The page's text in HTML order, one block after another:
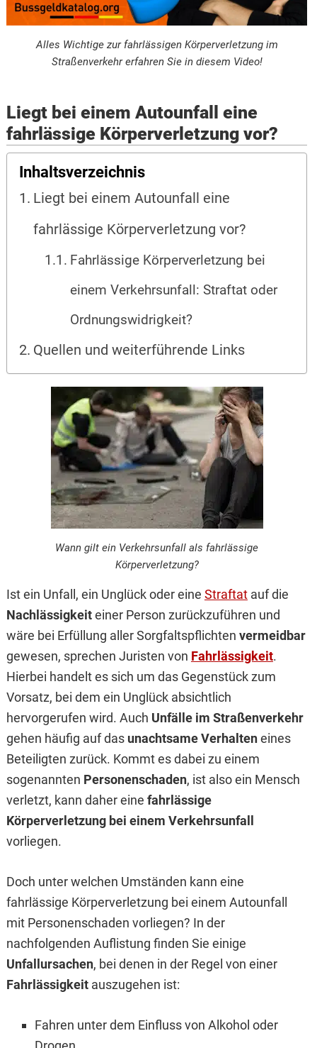
Alles Wichtige zur fahrlässigen Körperverletzung im
Straßenverkehr erfahren Sie in diesem Video!
Liegt bei einem Autounfall eine
fahrlässige Körperverletzung vor?
Inhaltsverzeichnis
Liegt bei einem Autounfall eine
fahrlässige Körperverletzung vor?
Fahrlässige Körperverletzung bei
einem Verkehrsunfall: Straftat oder
Ordnungswidrigkeit?
Quellen und weiterführende Links
Wann gilt ein Verkehrsunfall als fahrlässige
Körperverletzung?
Ist ein Unfall, ein Unglück oder eine Straftatauf die
Nachlässigkeiteiner Person zurückzuführen und
wäre bei Erfüllung aller Sorgfaltspflichten vermeidbar
gewesen, sprechen Juristen von Fahrlässigkeit.
Hierbei handelt es sich um das Gegenstück zum
Vorsatz, bei dem ein Unglück absichtlich
hervorgerufen wird. Auch Unfälle im Straßenverkehr
gehen häufig auf das unachtsame Verhalteneines
Beteiligten zurück. Kommt es dabei zu einem
sogenannten Personenschaden, ist also ein Mensch
verletzt, kann daher eine fahrlässige
Körperverletzung bei einem Verkehrsunfall
vorliegen.
Doch unter welchen Umständen kann eine
fahrlässige Körperverletzung bei einem Autounfall
mit Personenschaden vorliegen? In der
nachfolgenden Auflistung finden Sie einige
Unfallursachen, bei denen in der Regel von einer
Fahrlässigkeitauszugehen ist:
Fahren unter dem Einfluss von Alkohol oder